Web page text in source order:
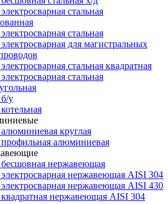
стальная
стальная
для магистральных
стальная квадратная
стальная
у
круглая
алюминиевая
бесшовная нержавеющая
нержавеющая AISI 304
нержавеющая AISI 430
нержавеющая AISI 304